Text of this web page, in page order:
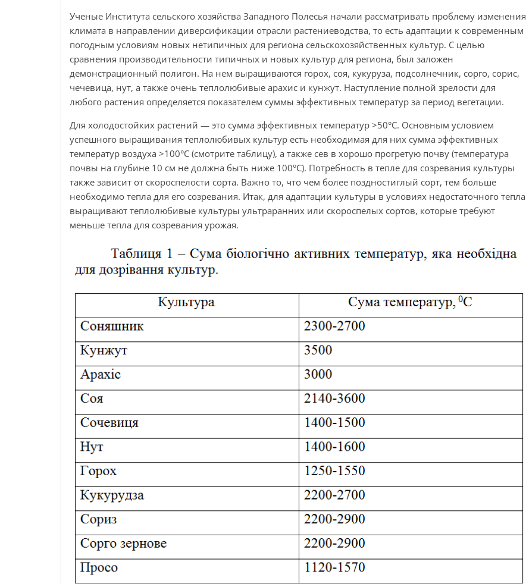
Ученые Института сельского хозяйства Западного Полесья начали рассматривать проблему изменения
климата в направлении диверсификации отрасли растениеводства, то есть адаптации к современным
погодным условиям новых нетипичных для региона сельскохозяйственных культур. С целью
сравнения производительности типичных и новых культур для региона, был заложен
демонстрационный полигон. На нем выращиваются горох, соя, кукуруза, подсолнечник, сорго, сорис,
чечевица, нут, а также очень теплолюбивые арахис и кунжут. Наступление полной зрелости для
любого растения определяется показателем суммы эффективных температур за период вегетации.
Для холодостойких растений — это сумма эффективных температур >50°С. Основным условием
успешного выращивания теплолюбивых культур есть необходимая для них сумма эффективных
температур воздуха >100°С (смотрите таблицу), а также сев в хорошо прогретую почву (температура
почвы на глубине 10 см не должна быть ниже 100°С). Потребность в тепле для созревания культуры
также зависит от скороспелости сорта. Важно то, что чем более поздностиглый сорт, тем больше
необходимо тепла для его созревания. Итак, для адаптации культуры в условиях недостаточного тепла
выращивают теплолюбивые культуры ультраранних или скороспелых сортов, которые требуют
меньше тепла для созревания урожая.